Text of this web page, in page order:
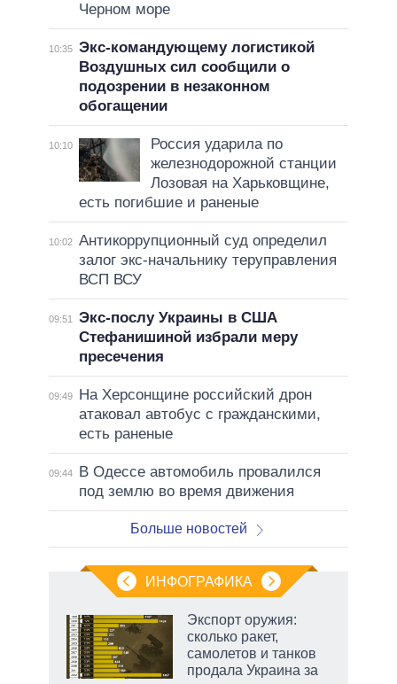
Черном море
10:35 Экс-командующему логистикой
Воздушных сил сообщили о
подозрении в незаконном
обогащении
10:10
Россия ударила по
железнодорожной станции
Лозовая на Харьковщине,
есть погибшие и раненые
10:02 Антикоррупционный суд определил
залог экс-начальнику теруправления
ВСП ВСУ
09:51
Экс-послу Украины в США
Стефанишиной избрали меру
пресечения
09:49
На Херсонщине российский дрон
атаковал автобус с гражданскими,
есть раненые
09:44
В Одессе автомобиль провалился
под землю во время движения
Больше новостей
ИНФОГРАФИКА
Экспорт оружия:
сколько ракет,
самолетов и танков
продала Украина за